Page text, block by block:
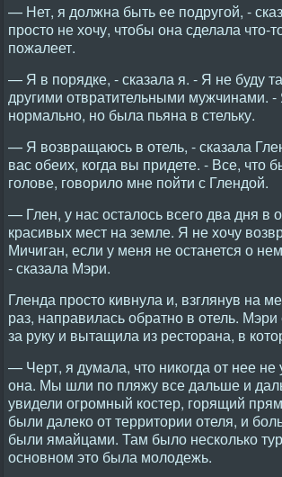
— Нет, я должна быть ее подругой, -
просто не хочу, чтобы она сделала что-
пожалеет.
— Я в порядке, - сказала я. - Я не буду
другими отвратительными мужчинами. -
нормально, но была пьяна в стельку.
— Я возвращаюсь в отель, - сказала
вас обеих, когда вы придете. - Все, что
голове, говорило мне пойти с Глендой.
— Глен, у нас осталось всего два дня в
красивых мест на земле. Я не хочу
Мичиган, если у меня не останется о
- сказала Мэри.
Гленда просто кивнула и, взглянув на
раз, направилась обратно в отель.
за руку и вытащила из ресторана, в
— Черт, я думала, что никогда от нее не
она. Мы шли по пляжу все дальше и
увидели огромный костер, горящий
были далеко от территории отеля, и
были ямайцами. Там было несколько
основном это была молодежь.